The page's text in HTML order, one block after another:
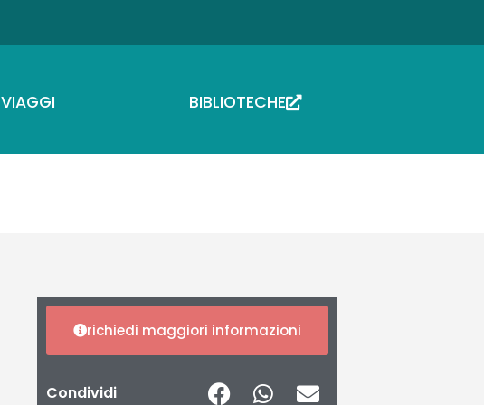
VIAGGI BIBLIOTECHE
richiedi maggiori informazioni
Condividi